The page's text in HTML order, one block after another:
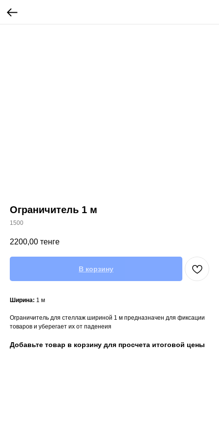
Ограничитель 1 м
1500
2200,00 тенге
В корзину
Ширина: 1 м
Ограничитель для стеллаж шириной 1 м предназначен для фиксации
товаров и уберегает их от паденеия
Добавьте товар в корзину для просчета итоговой цены